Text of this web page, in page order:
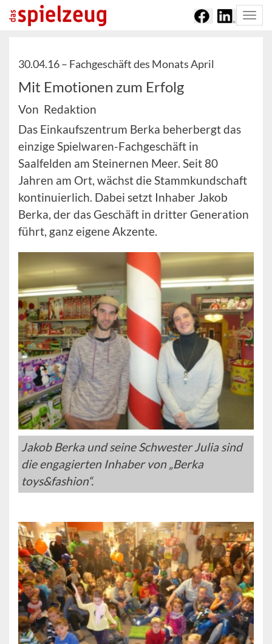
30.04.16 – Fachgeschäft des Monats April
Mit Emotionen zum Erfolg
Von Redaktion
Das Einkaufszentrum Berka beherbergt das
einzige Spielwaren-Fachgeschäft in
Saalfelden am Steinernen Meer. Seit 80
Jahren am Ort, wächst die Stammkundschaft
kontinuierlich. Dabei setzt Inhaber Jakob
Berka, der das Geschäft in dritter Generation
führt, ganz eigene Akzente.
Jakob Berka und seine Schwester Julia sind
die engagierten Inhaber von „Berka
toys&fashion“.